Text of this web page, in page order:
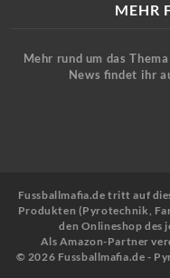
MEHR
Mehr rund um das
News findet ihr
Fussballmafia.de tritt auf
Produkten (Pyrotechnik,
den Onlineshop des
Als Amazon-Partner
© 2026 Fussballmafia.de -